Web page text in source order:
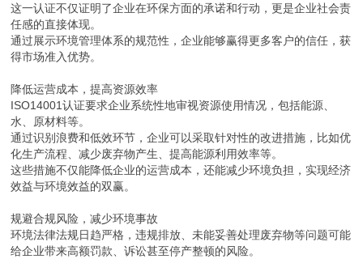
这一认证不仅证明了企业在环保方面的承诺和行动，更是企业社会责
任感的直接体现。
通过展示环境管理体系的规范性，企业能够赢得更多客户的信任，获
得市场准入优势。
降低运营成本，提高资源效率
ISO14001认证要求企业系统性地审视资源使用情况，包括能源、
水、原材料等。
通过识别浪费和低效环节，企业可以采取针对性的改进措施，比如优
化生产流程、减少废弃物产生、提高能源利用效率等。
这些措施不仅能降低企业的运营成本，还能减少环境负担，实现经济
效益与环境效益的双赢。
规避合规风险，减少环境事故
环境法律法规日趋严格，违规排放、未能妥善处理废弃物等问题可能
给企业带来高额罚款、诉讼甚至停产整顿的风险。